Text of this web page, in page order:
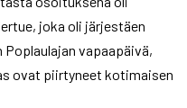
joka oli järjestäen
vapaapäivä,
ovat piirtyneet kotimaisen